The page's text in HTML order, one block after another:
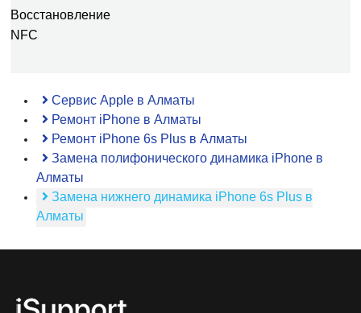
Восстановление
NFC
Сервис Apple в Алматы
Ремонт iPhone в Алматы
Ремонт iPhone 6s Plus в Алматы
Замена полифонического динамика iPhone в
Алматы
Замена нижнего динамика iPhone 6s Plus в
Алматы